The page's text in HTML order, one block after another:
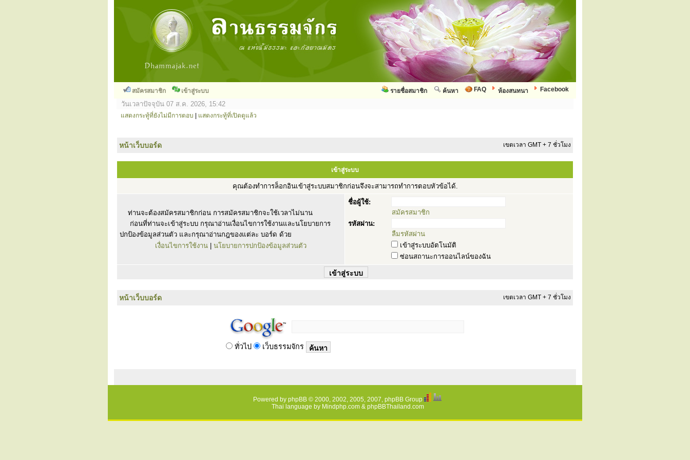
สมัครสมาชิก เข้าสู่ระบบ Facebook
ห้องสนทนา
FAQ
ค้นหา
รายชื่อสมาชิก
วันเวลาปัจจุบัน 07 ส.ค. 2026, 15:42
แสดงกระทู้ที่ยังไม่มีการตอบ แสดงกระทู้ที่เปิดดูแล้ว
หน้าเว็บบอร์ด เขตเวลา GMT + 7 ชั่วโมง
เข้าสู่ระบบ
คุณต้องทำการล็อกอินเข้าสู่ระบบสมาชิกก่อนจึงจะสามารถทำการตอบหัวข้อได้.
ท่านจะต้องสมัครสมาชิกก่อน การสมัครสมาชิกจะใช้เวลาไม่นาน
ก่อนที่ท่านจะเข้าสู่ระบบ กรุณาอ่านเงื่อนไขการใช้งานและนโยบายการ
ปกป้องข้อมูลส่วนตัว และกรุณาอ่านกฎของแต่ละ บอร์ด ด้วย
เงื่อนไขการใช้งาน
นโยบายการปกป้องข้อมูลส่วนตัว
ชื่อผู้ใช้:
สมัครสมาชิก
รหัสผ่าน:
ลืมรหัสผ่าน
เข้าสู่ระบบอัตโนมัติ
ซ่อนสถานะการออนไลน์ของฉัน
หน้าเว็บบอร์ด เขตเวลา GMT + 7 ชั่วโมง
ทั่วไป เว็บธรรมจักร
Powered by phpBB © 2000, 2002, 2005, 2007, phpBB Group
Thai language by Mindphp.com& phpBBThailand.com